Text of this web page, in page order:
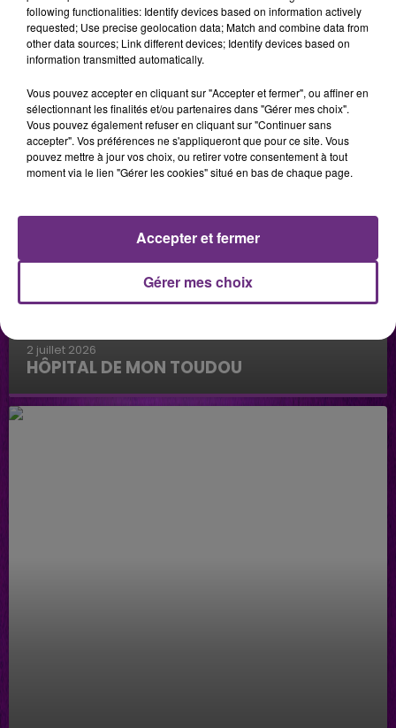
2 juillet 2026
HÔPITAL DE MON TOUDOU
Hôpital de mon Toudou
following functionalities: Identify devices based on information actively
requested; Use precise geolocation data; Match and combine data from
other data sources; Link different devices; Identify devices based on
information transmitted automatically.
Vous pouvez accepter en cliquant sur "Accepter et fermer", ou affiner en
sélectionnant les finalités et/ou partenaires dans "Gérer mes choix".
Vous pouvez également refuser en cliquant sur "Continuer sans
accepter". Vos préférences ne s'appliqueront que pour ce site. Vous
pouvez mettre à jour vos choix, ou retirer votre consentement à tout
moment via le lien "Gérer les cookies" situé en bas de chaque page.
Gérer mes choix
Accepter et fermer